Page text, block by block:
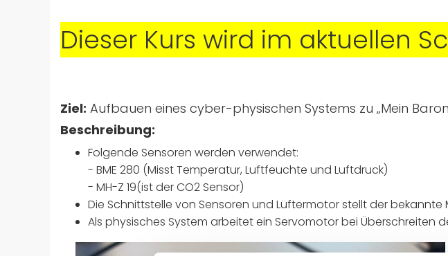
Dieser Kurs wird im aktuellen
Ziel: Aufbauen eines cyber-physischen Systems zu „Mein
Beschreibung:
Folgende Sensoren werden verwendet:
- BME 280 (Misst Temperatur, Luftfeuchte und Luftdruck)
- MH-Z 19(ist der CO2 Sensor)
Die Schnittstelle von Sensoren und Lüftermotor stellt der bekannte
Als physisches System arbeitet ein Servomotor bei Überschreiten